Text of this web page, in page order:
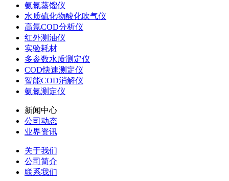
氨氮蒸馏仪
水质硫化物酸化吹气仪
高氯COD分析仪
红外测油仪
实验耗材
多参数水质测定仪
COD快速测定仪
智能COD消解仪
氨氮测定仪
新闻中心
公司动态
业界资讯
关于我们
公司简介
联系我们